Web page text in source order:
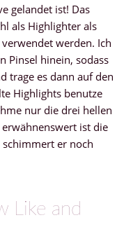
gelandet ist! Das
als Highlighter als
werden. Ich
Pinsel hinein, sodass
trage es dann auf den
Highlights benutze
nur die drei hellen
ist die
er noch
Like and